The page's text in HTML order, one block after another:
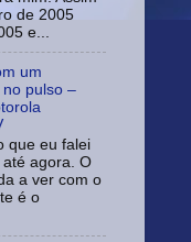
de 2005
e...
um
pulso –
que eu falei
agora. O
a ver com o
é o